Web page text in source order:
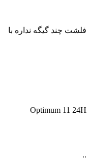
چند گیگه نداره با
Optimum 11